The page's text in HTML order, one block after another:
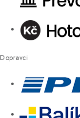
Dopravci